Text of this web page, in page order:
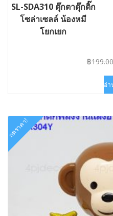
SL-SDA310 ตุ๊กตาดุ๊กดิ๊ก
โซล่าเซลล์ น้องหมี
โยกเยก
฿199.00
อ่า
ลดราคา!